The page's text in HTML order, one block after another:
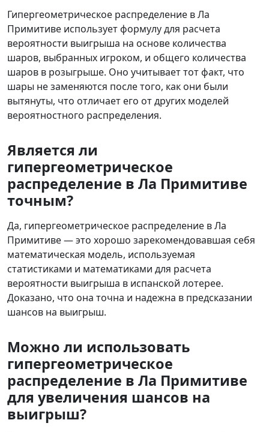
Гипергеометрическое распределение в Ла
Примитиве использует формулу для расчета
вероятности выигрыша на основе количества
шаров, выбранных игроком, и общего количества
шаров в розыгрыше. Оно учитывает тот факт, что
шары не заменяются после того, как они были
вытянуты, что отличает его от других моделей
вероятностного распределения.
Является ли
гипергеометрическое
распределение в Ла Примитиве
точным?
Да, гипергеометрическое распределение в Ла
Примитиве — это хорошо зарекомендовавшая себя
математическая модель, используемая
статистиками и математиками для расчета
вероятности выигрыша в испанской лотерее.
Доказано, что она точна и надежна в предсказании
шансов на выигрыш.
Можно ли использовать
гипергеометрическое
распределение в Ла Примитиве
для увеличения шансов на
выигрыш?